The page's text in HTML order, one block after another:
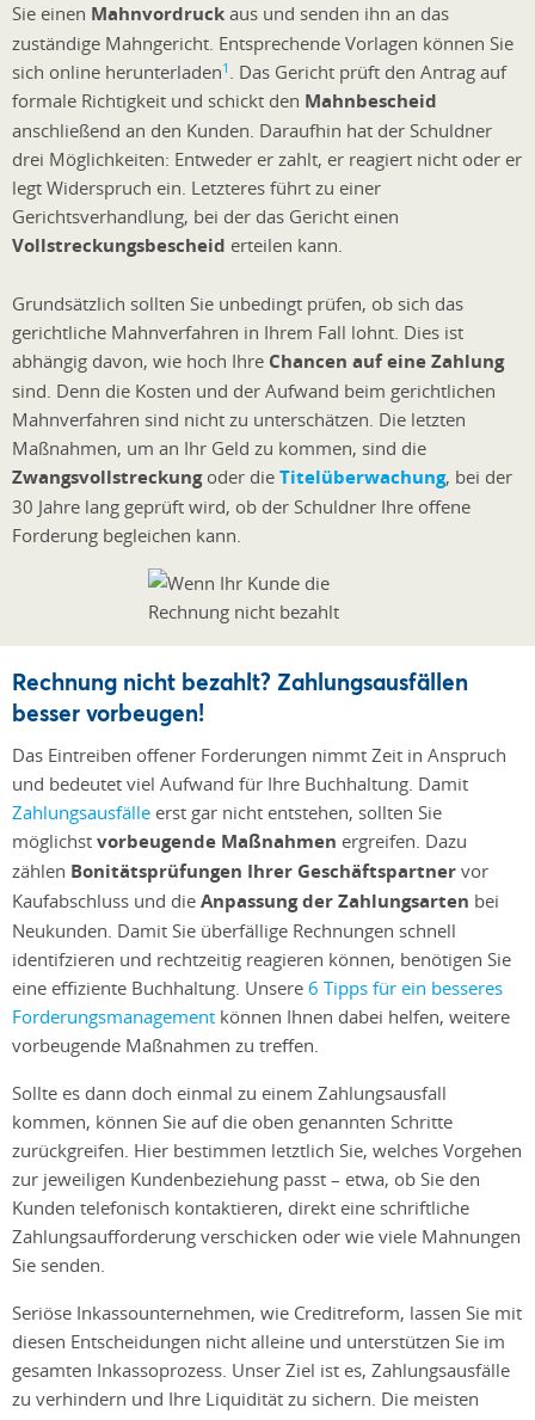
Sie einen Mahnvordruck aus und senden ihn an das
zuständige Mahngericht. Entsprechende Vorlagen können Sie
sich online herunterladen1 . Das Gericht prüft den Antrag auf
formale Richtigkeit und schickt den Mahnbescheid
anschließend an den Kunden. Daraufhin hat der Schuldner
drei Möglichkeiten: Entweder er zahlt, er reagiert nicht oder er
legt Widerspruch ein. Letzteres führt zu einer
Gerichtsverhandlung, bei der das Gericht einen
Vollstreckungsbescheid erteilen kann.
Grundsätzlich sollten Sie unbedingt prüfen, ob sich das
gerichtliche Mahnverfahren in Ihrem Fall lohnt. Dies ist
abhängig davon, wie hoch Ihre Chancen auf eine Zahlung
sind. Denn die Kosten und der Aufwand beim gerichtlichen
Mahnverfahren sind nicht zu unterschätzen. Die letzten
Maßnahmen, um an Ihr Geld zu kommen, sind die
Zwangsvollstreckungoder die Titelüberwachung, bei der
30 Jahre lang geprüft wird, ob der Schuldner Ihre offene
Forderung begleichen kann.
Rechnung nicht bezahlt? Zahlungsausfällen
besser vorbeugen!
Das Eintreiben offener Forderungen nimmt Zeit in Anspruch
und bedeutet viel Aufwand für Ihre Buchhaltung. Damit
Zahlungsausfälle erst gar nicht entstehen, sollten Sie
möglichst vorbeugende Maßnahmen ergreifen. Dazu
zählen Bonitätsprüfungen Ihrer Geschäftspartner vor
Kaufabschluss und die Anpassung der Zahlungsarten bei
Neukunden. Damit Sie überfällige Rechnungen schnell
identifzieren und rechtzeitig reagieren können, benötigen Sie
eine effiziente Buchhaltung. Unsere 6 Tipps für ein besseres
Forderungsmanagement können Ihnen dabei helfen, weitere
vorbeugende Maßnahmen zu treffen.
Sollte es dann doch einmal zu einem Zahlungsausfall
kommen, können Sie auf die oben genannten Schritte
zurückgreifen. Hier bestimmen letztlich Sie, welches Vorgehen
zur jeweiligen Kundenbeziehung passt – etwa, ob Sie den
Kunden telefonisch kontaktieren, direkt eine schriftliche
Zahlungsaufforderung verschicken oder wie viele Mahnungen
Sie senden.
Seriöse Inkassounternehmen, wie Creditreform, lassen Sie mit
diesen Entscheidungen nicht alleine und unterstützen Sie im
gesamten Inkassoprozess. Unser Ziel ist es, Zahlungsausfälle
zu verhindern und Ihre Liquidität zu sichern. Die meisten